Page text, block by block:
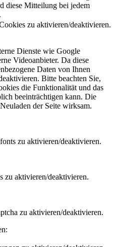
diese Mitteilung bei jedem
zu aktivieren/deaktivieren.
Dienste wie Google
Videoanbieter. Da diese
Daten von Ihnen
Bitte beachten Sie,
die Funktionalität und das
beeinträchtigen kann. Die
der Seite wirksam.
zu aktivieren/deaktivieren.
zu aktivieren/deaktivieren.
zu aktivieren/deaktivieren.